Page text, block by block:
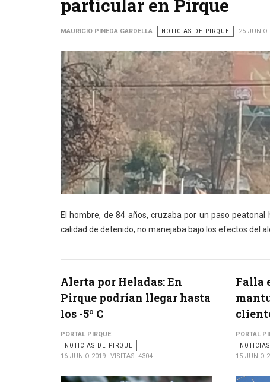
particular en Pirque
MAURICIO PINEDA GARDELLA NOTICIAS DE PIRQUE 25 JUNIO
El hombre, de 84 años, cruzaba por un paso
calidad de detenido, no manejaba bajo los efectos del
Alerta por Heladas: En
Pirque podrían llegar hasta
los -5º C
PORTAL PIRQUE
NOTICIAS DE PIRQUE
16 JUNIO 2019
VISITAS: 4304
Falla
PORTAL
15 JUNIO